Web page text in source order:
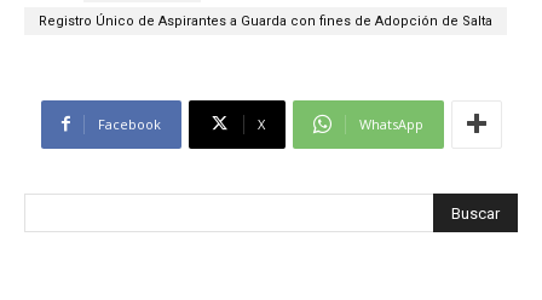
Registro Único de Aspirantes a Guarda con fines de Adopción de Salta
Facebook X WhatsApp